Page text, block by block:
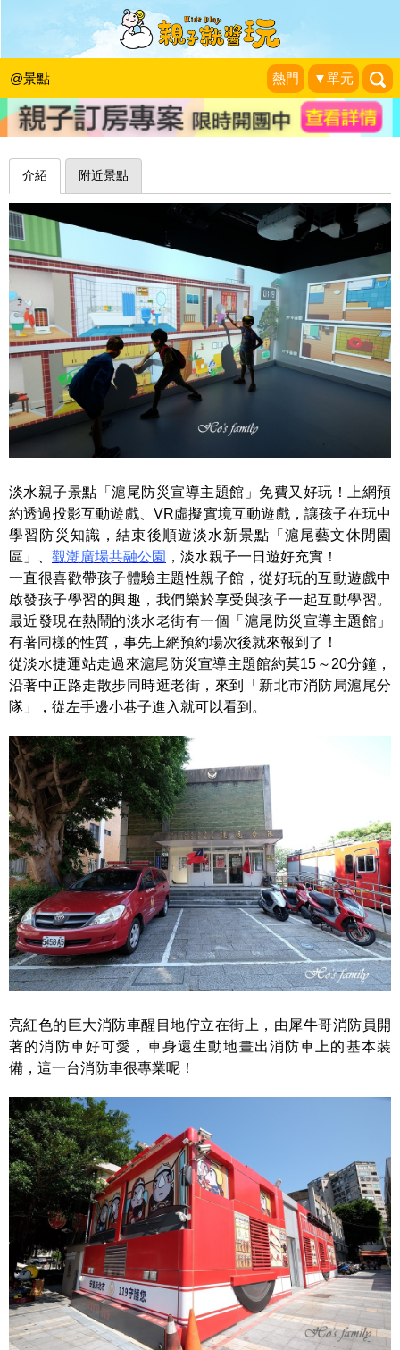
@景點 熱門 ▼單元
防災知識玩中學，VR、投影互動好好
玩～淡水滬尾防災宣導主題館
1＋1＝3 玩學樂生活|2019-10-18
介紹 附近景點
淡水親子景點「滬尾防災宣導主題館」免費又好玩！上網預
約透過投影互動遊戲、VR虛擬實境互動遊戲，讓孩子在玩中
學習防災知識，結束後順遊淡水新景點「滬尾藝文休閒園
區」、 觀潮廣場共融公園 ，淡水親子一日遊好充實！
一直很喜歡帶孩子體驗主題性親子館，從好玩的互動遊戲中
啟發孩子學習的興趣，我們樂於享受與孩子一起互動學習。
最近發現在熱鬧的淡水老街有一個「滬尾防災宣導主題館」
有著同樣的性質，事先上網預約場次後就來報到了！
從淡水捷運站走過來滬尾防災宣導主題館約莫15～20分鐘，
沿著中正路走散步同時逛老街，來到「新北市消防局滬尾分
隊」，從左手邊小巷子進入就可以看到。
亮紅色的巨大消防車醒目地佇立在街上，由犀牛哥消防員開
著的消防車好可愛，車身還生動地畫出消防車上的基本裝
備，這一台消防車很專業呢！